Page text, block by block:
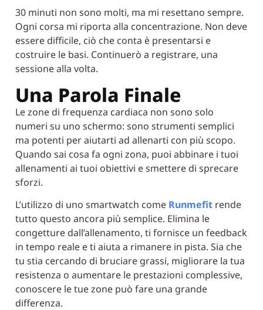
30 minuti non sono molti, ma mi resettano sempre.
Ogni corsa mi riporta alla concentrazione. Non deve
essere difficile, ciò che conta è presentarsi e
costruire le basi. Continuerò a registrare, una
sessione alla volta.
Una Parola Finale
Le zone di frequenza cardiaca non sono solo
numeri su uno schermo: sono strumenti semplici
ma potenti per aiutarti ad allenarti con più scopo.
Quando sai cosa fa ogni zona, puoi abbinare i tuoi
allenamenti ai tuoi obiettivi e smettere di sprecare
sforzi.
L’utilizzo di uno smartwatch come Runmefit rende
tutto questo ancora più semplice. Elimina le
congetture dall’allenamento, ti fornisce un feedback
in tempo reale e ti aiuta a rimanere in pista. Sia che
tu stia cercando di bruciare grassi, migliorare la tua
resistenza o aumentare le prestazioni complessive,
conoscere le tue zone può fare una grande
differenza.